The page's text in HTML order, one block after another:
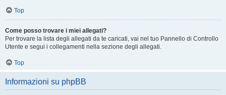
Top
Come posso trovare i miei allegati?
Per trovare la lista degli allegati da te caricati, vai nel tuo Pannello di Controllo
Utente e segui i collegamenti nella sezione degli allegati.
Top
Informazioni su phpBB